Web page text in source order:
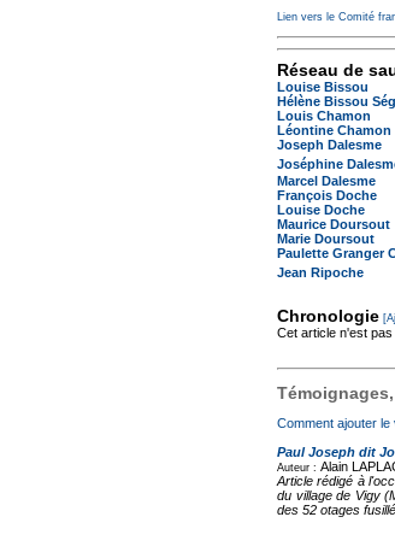
Lien vers le Comité
Réseau de
Louise Bissou
Hélène Bissou
Louis Chamon
Léontine Chamon
Joseph Dalesme
Joséphine
Marcel Dalesme
François Doche
Louise Doche
Maurice Doursout
Marie Doursout
Paulette Granger
Jean Ripoche
Chronologie
Cet article n'est
Comment ajouter
Paul Joseph dit
Auteur : Alain
Article rédigé à
du village de Vigy
des 52 otages